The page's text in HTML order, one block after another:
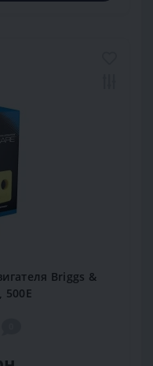
Briggs &
500E